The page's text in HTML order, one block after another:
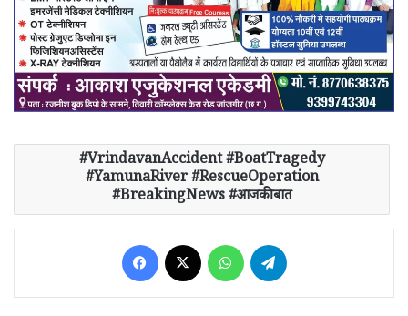
VrindavanAccident #BoatTragedy
#YamunaRiver #RescueOperation
#BreakingNews #आजकीबात
Facebook WhatsApp